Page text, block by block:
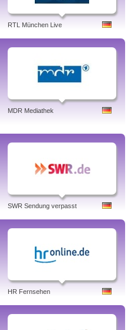
RTL München Live
MDR Mediathek
SWR Sendung verpasst
HR Fernsehen